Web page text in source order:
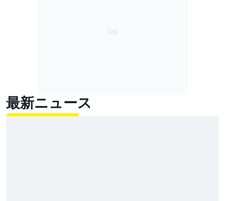
最新ニュース